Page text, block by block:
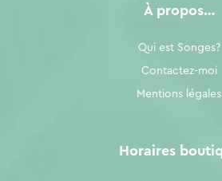
À propos…
Qui est Songes?
Contactez-moi
Mentions légales
Horaires